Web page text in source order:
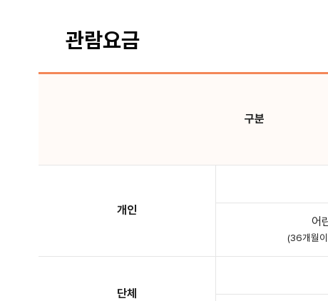
관람요금
구분
개인
어
(36개월
단체